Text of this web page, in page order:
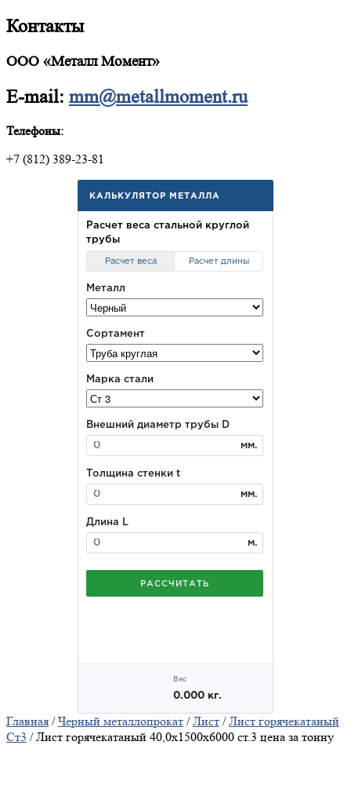
Контакты
ООО «Металл Момент»
E-mail: mm@metallmoment.ru
Телефоны:
+7 (812) 389-23-81
Главная /Черный металлопрокат /Лист /Лист горячекатаный
Ст3 / Лист горячекатаный 40,0х1500х6000 ст.3 цена за тонну